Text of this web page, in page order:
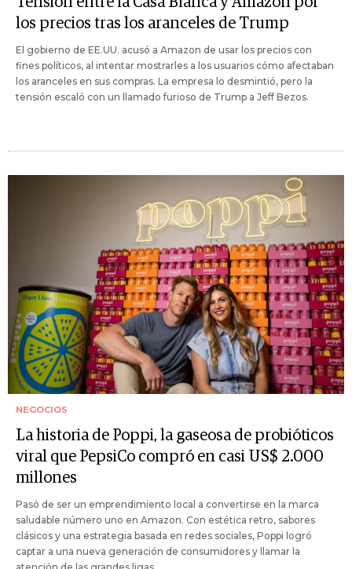
los precios tras los aranceles de Trump
El gobierno de EE.UU. acusó a Amazon de usar los precios con
fines políticos, al intentar mostrarles a los usuarios cómo afectaban
los aranceles en sus compras. La empresa lo desmintió, pero la
tensión escaló con un llamado furioso de Trump a Jeff Bezos.
NEGOCIOS
La historia de Poppi, la gaseosa de probióticos
viral que PepsiCo compró en casi US$ 2.000
millones
Pasó de ser un emprendimiento local a convertirse en la marca
saludable número uno en Amazon. Con estética retro, sabores
clásicos y una estrategia basada en redes sociales, Poppi logró
captar a una nueva generación de consumidores y llamar la